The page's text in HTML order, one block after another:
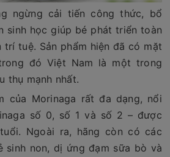
ngừng cải tiến công thức, bổ
sinh học giúp bé phát triển toàn
tuệ. Sản phẩm hiện đã có mặt
đó Việt Nam là một trong
thụ mạnh nhất.
của Morinaga rất đa dạng, nổi
số 0, số 1 và số 2 – được
Ngoài ra, hãng còn có các
sinh non, dị ứng đạm sữa bò và